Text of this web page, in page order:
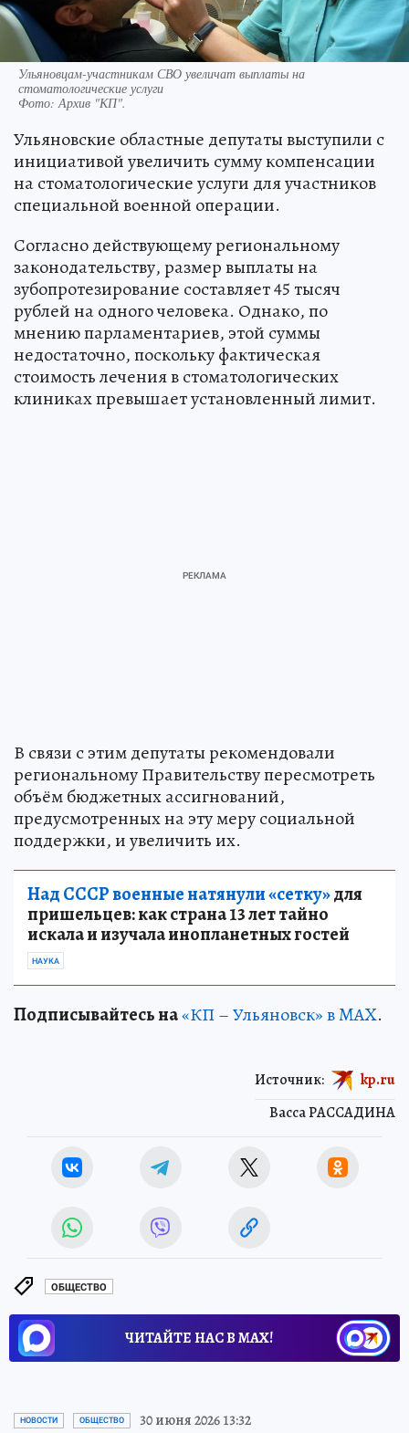
Ульяновцам-участникам СВО увеличат выплаты на
стоматологические услуги
Фото:Архив "КП".
Ульяновские областные депутаты выступили с
инициативой увеличить сумму компенсации
на стоматологические услуги для участников
специальной военной операции.
Согласно действующему региональному
законодательству, размер выплаты на
зубопротезирование составляет 45 тысяч
рублей на одного человека. Однако, по
мнению парламентариев, этой суммы
недостаточно, поскольку фактическая
стоимость лечения в стоматологических
клиниках превышает установленный лимит.
В связи с этим депутаты рекомендовали
региональному Правительству пересмотреть
объём бюджетных ассигнований,
предусмотренных на эту меру социальной
поддержки, и увеличить их.
Над СССР военные натянули «сетку»для
пришельцев: как страна 13 лет тайно
искала и изучала инопланетных гостей
НАУКА
Подписывайтесь на«КП – Ульяновск» в MAX.
Васса РАССАДИНА
Источник: kp.ru
ОБЩЕСТВО
ЧИТАЙТЕ НАС В МАХ!
НОВОСТИ ОБЩЕСТВО 30 июня 2026 13:32